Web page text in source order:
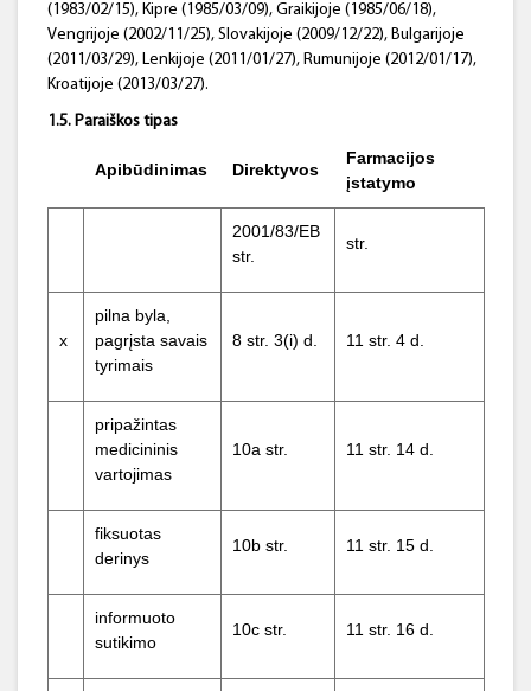
(1983/02/15), Kipre (1985/03/09), Graikijoje (1985/06/18),
Vengrijoje (2002/11/25), Slovakijoje (2009/12/22), Bulgarijoje
(2011/03/29), Lenkijoje (2011/01/27), Rumunijoje (2012/01/17),
Kroatijoje (2013/03/27).
1.5. Paraiškos tipas
Apibūdinimas Direktyvos
Farmacijos
įstatymo
2001/83/EB
str.
str.
x
pilna byla,
pagrįsta savais
tyrimais
8 str. 3(i) d. 11 str. 4 d.
pripažintas
medicininis
vartojimas
10a str. 11 str. 14 d.
fiksuotas
derinys
10b str. 11 str. 15 d.
informuoto
sutikimo
10c str. 11 str. 16 d.